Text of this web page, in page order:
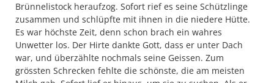
Brünnelistock heraufzog. Sofort rief es seine Schützlinge
zusammen und schlüpfte mit ihnen in die niedere Hütte.
Es war höchste Zeit, denn schon brach ein wahres
Unwetter los. Der Hirte dankte Gott, dass er unter Dach
war, und überzählte nochmals seine Geissen. Zum
grössten Schrecken fehlte die schönste, die am meisten